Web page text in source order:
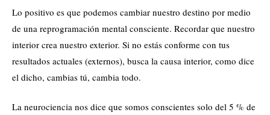
Lo positivo es que podemos cambiar nuestro destino por medio
de una reprogramación mental consciente. Recordar que nuestro
interior crea nuestro exterior. Si no estás conforme con tus
resultados actuales (externos), busca la causa interior, como dice
el dicho, cambias tú, cambia todo.
La neurociencia nos dice que somos conscientes solo del 5 % de